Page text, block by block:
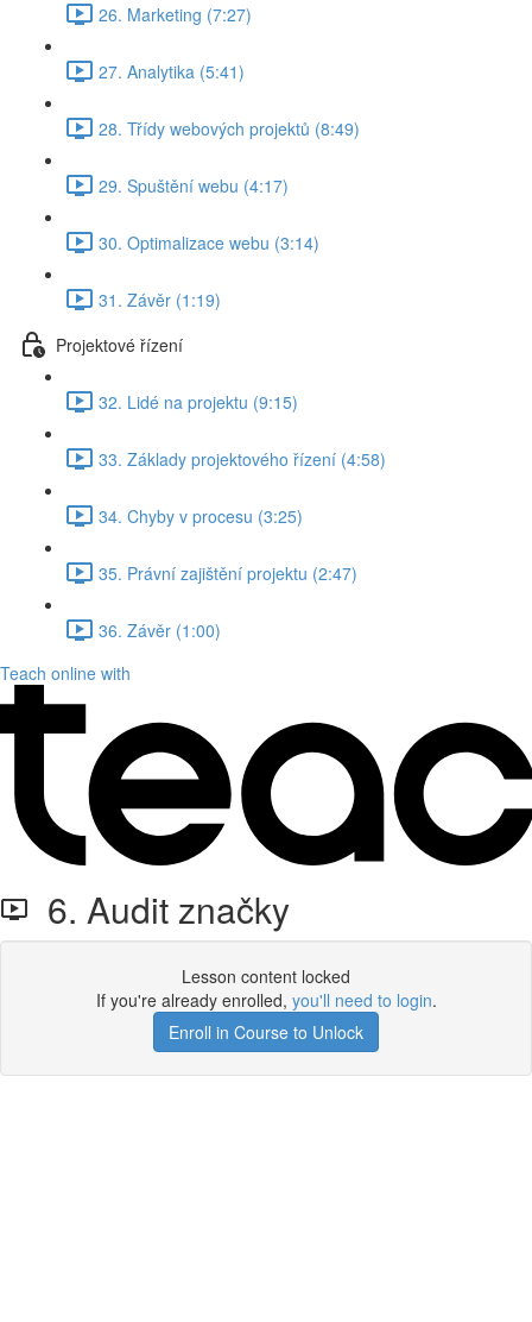
26. Marketing (7:27)
27. Analytika (5:41)
28. Třídy webových projektů (8:49)
29. Spuštění webu (4:17)
30. Optimalizace webu (3:14)
31. Závěr (1:19)
Projektové řízení
32. Lidé na projektu (9:15)
33. Základy projektového řízení (4:58)
34. Chyby v procesu (3:25)
35. Právní zajištění projektu (2:47)
36. Závěr (1:00)
Teach online with
6. Audit značky
Lesson content locked
If you're already enrolled, you'll need to login.
Enroll in Course to Unlock